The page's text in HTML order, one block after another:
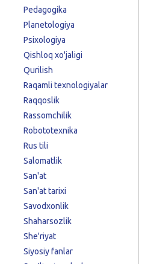
Pedagogika
Planetologiya
Psixologiya
Qishloq xo'jaligi
Qurilish
Raqamli texnologiyalar
Raqqoslik
Rassomchilik
Robototexnika
Rus tili
Salomatlik
San'at
San'at tarixi
Savodxonlik
Shaharsozlik
She'riyat
Siyosiy fanlar